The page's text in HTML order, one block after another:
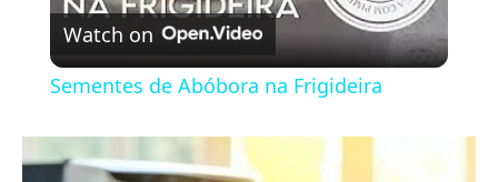
Video
Watch on
Sementes de Abóbora na Frigideira